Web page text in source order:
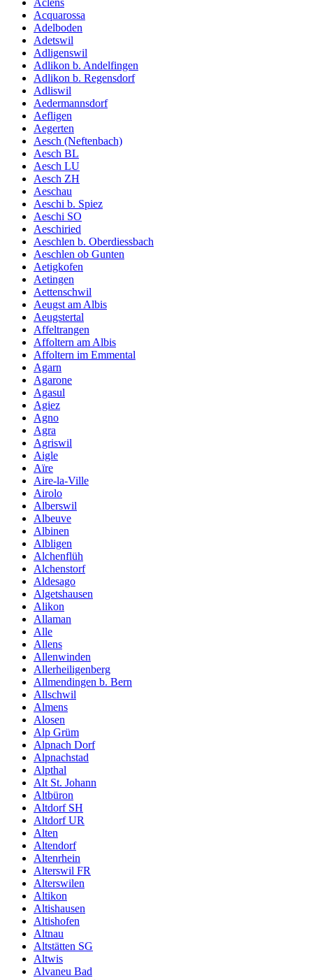
Acquarossa
Adelboden
Adetswil
Adligenswil
Adlikon b. Andelfingen
Adlikon b. Regensdorf
Adliswil
Aedermannsdorf
Aefligen
Aegerten
Aesch (Neftenbach)
Aesch BL
Aesch LU
Aesch ZH
Aeschau
Aeschi b. Spiez
Aeschi SO
Aeschiried
Aeschlen b. Oberdiessbach
Aeschlen ob Gunten
Aetigkofen
Aetingen
Aettenschwil
Aeugst am Albis
Aeugstertal
Affeltrangen
Affoltern am Albis
Affoltern im Emmental
Agarn
Agarone
Agasul
Agiez
Agno
Agra
Agriswil
Aigle
Aïre
Aire-la-Ville
Airolo
Alberswil
Albeuve
Albinen
Albligen
Alchenflüh
Alchenstorf
Aldesago
Algetshausen
Alikon
Allaman
Alle
Allens
Allenwinden
Allerheiligenberg
Allmendingen b. Bern
Allschwil
Almens
Alosen
Alp Grüm
Alpnach Dorf
Alpnachstad
Alpthal
Alt St. Johann
Altbüron
Altdorf SH
Altdorf UR
Alten
Altendorf
Altenrhein
Alterswil FR
Alterswilen
Altikon
Altishausen
Altishofen
Altnau
Altstätten SG
Altwis
Alvaneu Bad